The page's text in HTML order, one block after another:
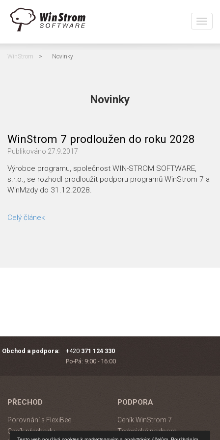
WinStrom > Novinky
Novinky
WinStrom 7 prodloužen do roku 2028
Publikováno 27.9.2017
Výrobce programu, společnost WIN-STROM SOFTWARE,
s.r.o., se rozhodl prodloužit podporu programů WinStrom 7 a
WinMzdy do 31.12.2028.
Celý článek
Obchod a podpora: +420 371 124 330
Po-Pá: 9:00 - 16:00
PŘECHOD
Porovnání s FlexiBee
Ceník přechodu
PODPORA
Ceník WinStrom 7
Technická podpora